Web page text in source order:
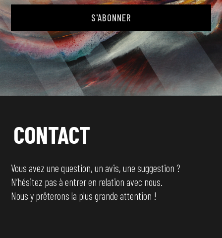
S'ABONNER
CONTACT
Vous avez une question, un avis, une suggestion ?
N’hésitez pas à entrer en relation avec nous.
Nous y prêterons la plus grande attention !